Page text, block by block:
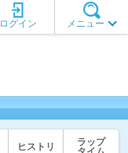
メニュー
ログイン
ヒストリ
ラップ